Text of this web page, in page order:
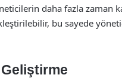
daha fazla zaman
bu sayede